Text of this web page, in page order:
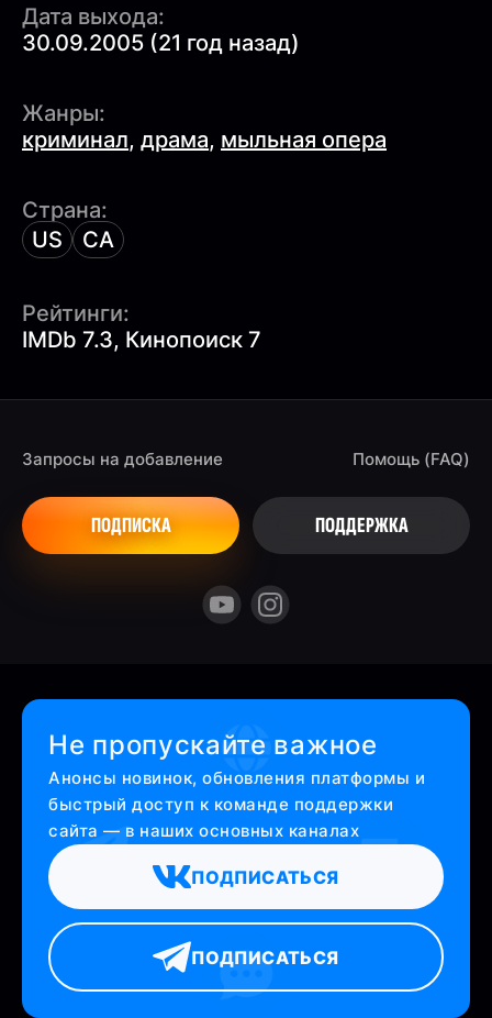
Дата выхода:
30.09.2005 (21 год назад)
Жанры:
криминал, драма, мыльная опера
Страна:
US
CA
Рейтинги:
IMDb 7.3, Кинопоиск 7
Запросы на добавление
ПОДПИСКА
Помощь (FAQ)
ПОДДЕРЖКА
Не пропускайте важное
Анонсы новинок, обновления платформы и
быстрый доступ к команде поддержки
сайта — в наших основных каналах
ПОДПИСАТЬСЯ
ПОДПИСАТЬСЯ